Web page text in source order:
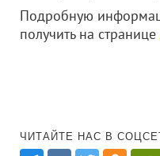
Подробную
получить на странице
ЧИТАЙТЕ НАС В